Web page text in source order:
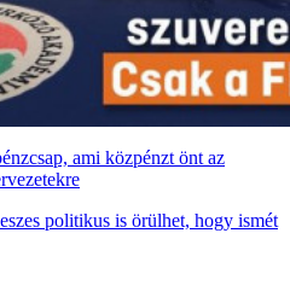
ami közpénzt önt az
politikus is örülhet, hogy ismét